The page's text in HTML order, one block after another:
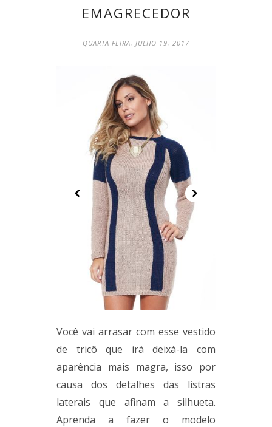
EMAGRECEDOR
QUARTA-FEIRA, JULHO 19, 2017
Você vai arrasar com esse vestido
de tricô que irá deixá-la com
aparência mais magra, isso por
causa dos detalhes das listras
laterais que afinam a silhueta.
Aprenda a fazer o modelo